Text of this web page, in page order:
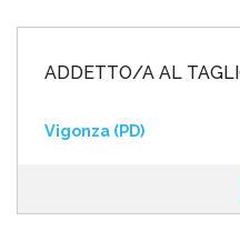
ADDETTO/A AL
Vigonza (PD)